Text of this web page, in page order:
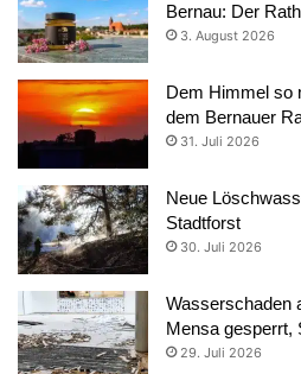
Bernau: Der
3. August 2026
Dem Himmel so
dem Bernauer
31. Juli 2026
Neue
Stadtforst
30. Juli 2026
Wasserschaden
Mensa gesperrt,
29. Juli 2026